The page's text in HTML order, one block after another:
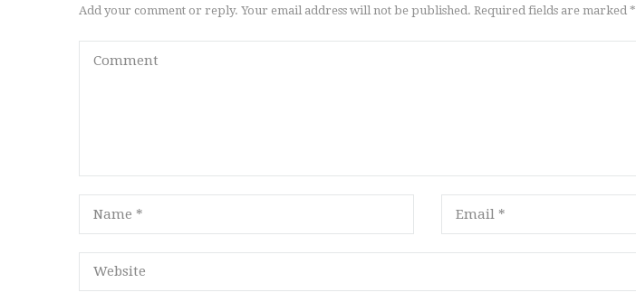
Add your comment or reply. Your email address will not be published. Required fields are marked *